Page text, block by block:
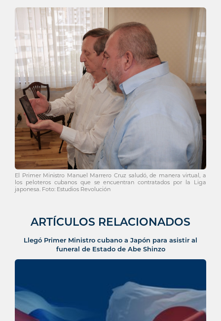
El Primer Ministro Manuel Marrero Cruz saludó, de manera virtual, a
los peloteros cubanos que se encuentran contratados por la Liga
japonesa. Foto: Estudios Revolución
ARTÍCULOS RELACIONADOS
Llegó Primer Ministro cubano a Japón para asistir al
funeral de Estado de Abe Shinzo